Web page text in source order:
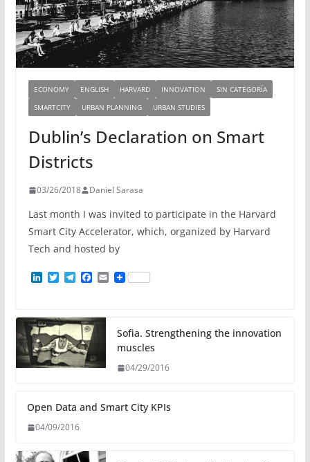
ECONOMY ENGLISH HARVARD INNOVATION
SIN CATEGORÍA
SMARTCITY
URBAN PLANNING URBAN STUDIES
Dublin’s Declaration on Smart
Districts
03/26/2018 Daniel Sarasa
Last month I was invited to participate in the Harvard
Smart City Accelerator, which, organized by Harvard
Tech and hosted by
L
e
d
I
n
T
t
e
r
T
g
r
a
m
F
b
o
o
k
E
Sofia. Strengthening the innovation
muscles
04/29/2016
Open Data and Smart City KPIs
04/09/2016